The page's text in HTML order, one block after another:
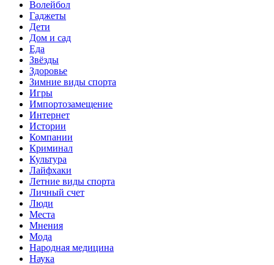
Волейбол
Гаджеты
Дети
Дом и сад
Еда
Звёзды
Здоровье
Зимние виды спорта
Игры
Импортозамещение
Интернет
Истории
Компании
Криминал
Культура
Лайфхаки
Летние виды спорта
Личный счет
Люди
Места
Мнения
Мода
Народная медицина
Наука